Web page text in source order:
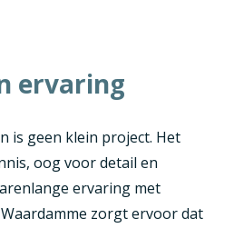
ervaring
is geen klein project. Het
oog voor detail en
ervaring met
zorgt ervoor dat